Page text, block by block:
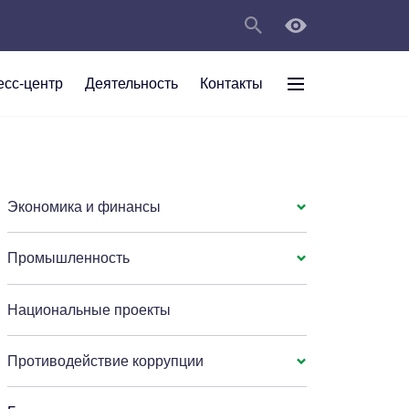
центр Деятельность Контакты
Экономика и финансы
Промышленность
Национальные проекты
Противодействие коррупции